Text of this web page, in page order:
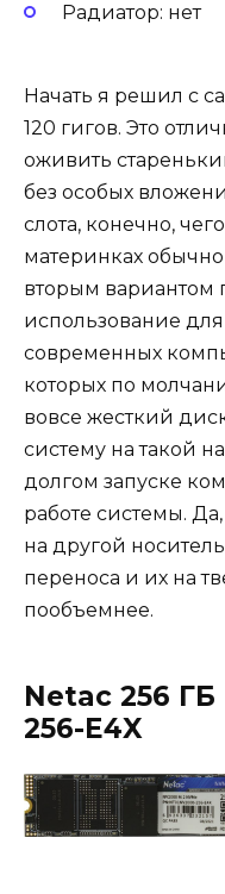
Радиатор: нет
Начать я решил с
120 гигов. Это
оживить
без особых
слота, конечно,
материнках
вторым вариантом
использование
современных
которых по
вовсе жесткий
систему на такой
долгом запуске
работе системы.
на другой
переноса и их на
пообъемнее.
Netac 256 ГБ
256-E4X